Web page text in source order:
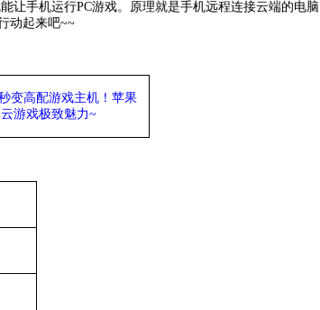
让手机运行PC游戏。原理就是手机远程连接云端的电
动起来吧~~
变高配游戏主机！苹果
云游戏极致魅力~